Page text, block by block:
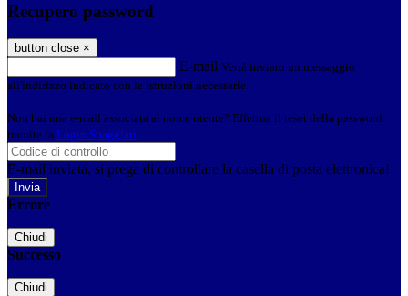
Recupero password
button close ×
E-mail Verrà inviato un messaggio
all'indirizzo indicato con le istruzioni necessarie.
Non hai una e-mail associata al nome utente? Effettua il reset della password
tramite la Login Spaggiari
E-mail inviata, si prega di controllare la casella di posta elettronica!
Errore
Chiudi
Successo
Chiudi